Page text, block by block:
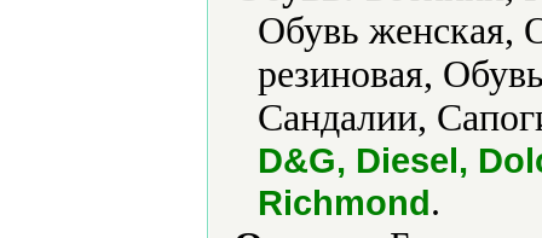
Обувь женская,
резиновая,
Сандалии,
D&G, Diesel,
Richmond.